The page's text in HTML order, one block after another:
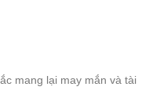
mang lại may mắn và tài